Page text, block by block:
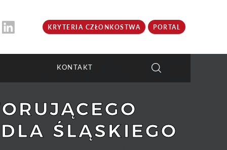
KRYTERIA CZŁONKOSTWA PORTAL
KONTAKT
ŚLĄSKIEGO